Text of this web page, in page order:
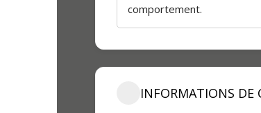
comportement.
INFORMATIONS DE